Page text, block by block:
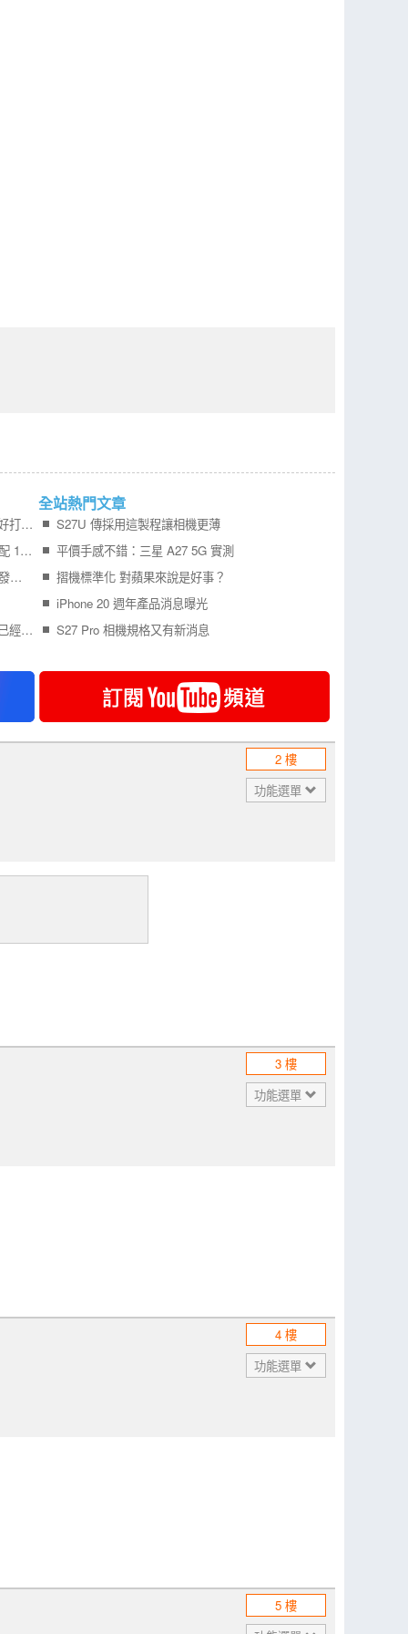
Samsung Galaxy Z Fold8 開箱實測寬 摺機更好打字 201g 輕巧機身真的好用嗎？
Redmi Turbo 6 Max 外型曝光 7 吋 2K 大螢幕配 10000mAh 電池 挑戰超長續航
更多 iPhone Air 2 可靠消息曝光，預計明年初發表！
記憶體報價不斷狂漲，所佔旗艦手機成本比例已經比處理器還要高
全站熱門文章
S27U 傳採用這製程讓相機更薄
平價手感不錯：三星 A27 5G 實測
摺機標準化 對蘋果來說是好事？
iPhone 20 週年產品消息曝光
S27 Pro 相機規格又有新消息
2 樓
功能選單
3 樓
功能選單
4 樓
功能選單
5 樓